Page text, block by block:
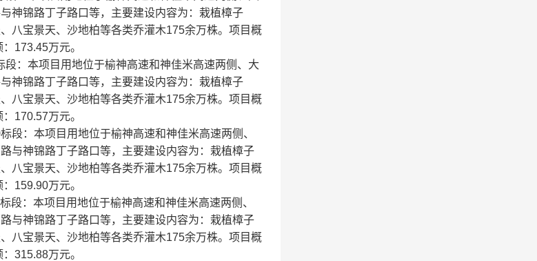
神锦路丁子路口等，主要建设内容为：栽植樟子
八宝景天、沙地柏等各类乔灌木175余万株。项目概
173.45万元。
：本项目用地位于榆神高速和神佳米高速两侧、大
神锦路丁子路口等，主要建设内容为：栽植樟子
八宝景天、沙地柏等各类乔灌木175余万株。项目概
170.57万元。
段：本项目用地位于榆神高速和神佳米高速两侧、
与神锦路丁子路口等，主要建设内容为：栽植樟子
八宝景天、沙地柏等各类乔灌木175余万株。项目概
159.90万元。
段：本项目用地位于榆神高速和神佳米高速两侧、
与神锦路丁子路口等，主要建设内容为：栽植樟子
八宝景天、沙地柏等各类乔灌木175余万株。项目概
315.88万元。